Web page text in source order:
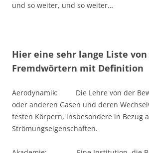
und so weiter, und so weiter…
Hier eine sehr lange Liste
Fremdwörtern mit Definition
Aerodynamik: Die Lehre von der
oder anderen Gasen und deren
festen Körpern, insbesondere in Bezug
Strömungseigenschaften.